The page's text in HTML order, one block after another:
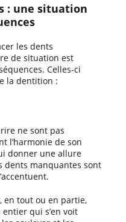
: une situation
les dents
de situation est
Celles-ci
la dentition :
ne sont pas
l’harmonie de son
donner une allure
dents manquantes sont
en tout ou en partie,
entier qui s’en voit